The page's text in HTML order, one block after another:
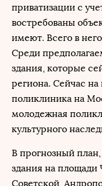
приватизации с
востребованы
имеют. Всего в
Среди
здания, которые
региона. Сейчас
поликлиника на
молодежная
культурного
В прогнозный
здания на площади
Советской,